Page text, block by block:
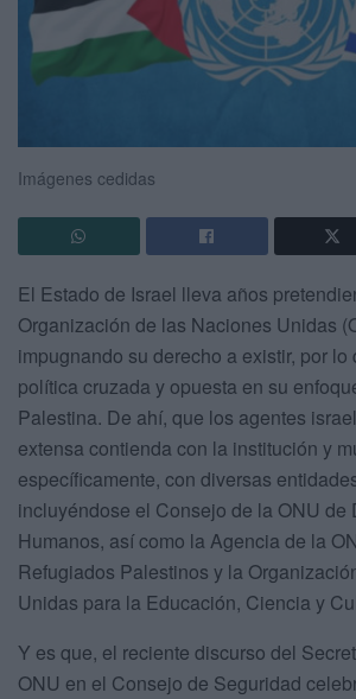
Imágenes cedidas
El Estado de Israel lleva años
Organización de las Naciones Unidas
impugnando su derecho a existir, por lo
política cruzada y opuesta en su
Palestina. De ahí, que los agentes
extensa contienda con la institución y
específicamente, con diversas
incluyéndose el Consejo de la ONU de
Humanos, así como la Agencia de la
Refugiados Palestinos y la
Unidas para la Educación, Ciencia y
Y es que, el reciente discurso del
ONU en el Consejo de Seguridad